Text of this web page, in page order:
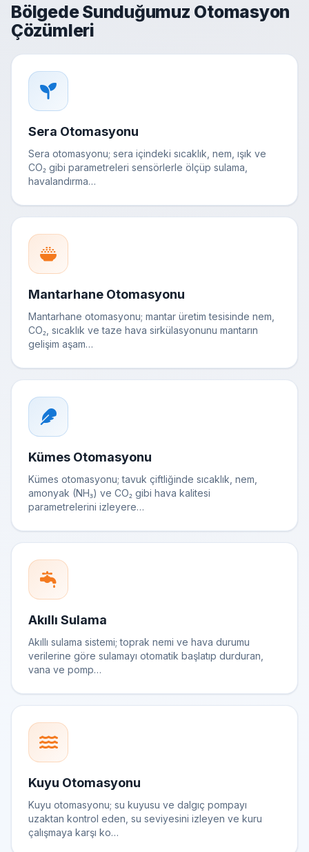
Bölgede Sunduğumuz Otomasyon
Çözümleri
Sera Otomasyonu
Sera otomasyonu; sera içindeki sıcaklık, nem, ışık ve
CO₂ gibi parametreleri sensörlerle ölçüp sulama,
havalandırma…
Mantarhane Otomasyonu
Mantarhane otomasyonu; mantar üretim tesisinde nem,
CO₂, sıcaklık ve taze hava sirkülasyonunu mantarın
gelişim aşam…
Kümes Otomasyonu
Kümes otomasyonu; tavuk çiftliğinde sıcaklık, nem,
amonyak (NH₃) ve CO₂ gibi hava kalitesi
parametrelerini izleyere…
Akıllı Sulama
Akıllı sulama sistemi; toprak nemi ve hava durumu
verilerine göre sulamayı otomatik başlatıp durduran,
vana ve pomp…
Kuyu Otomasyonu
Kuyu otomasyonu; su kuyusu ve dalgıç pompayı
uzaktan kontrol eden, su seviyesini izleyen ve kuru
çalışmaya karşı ko…